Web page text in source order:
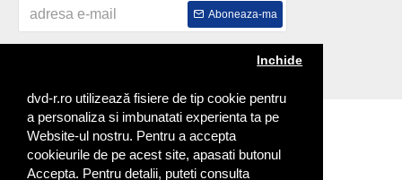
dvd-r.ro utilizează fisiere de tip cookie pentru
a personaliza si imbunatati experienta ta pe
Website-ul nostru. Pentru a accepta
cookieurile de pe acest site, apasati butonul
Accepta. Pentru detalii, puteti consulta
Inchide
Aboneaza-ma
Copyright © 2014